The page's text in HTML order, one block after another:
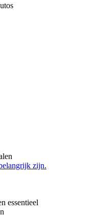
zijn.
essentieel